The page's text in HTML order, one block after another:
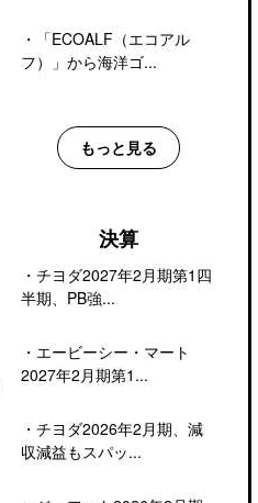
・
「ECOALF（エコアル
フ）」から海洋ゴ...
もっと見る
決算
・ チヨダ2027年2月期第1四
半期、PB強...
・ エービーシー・マート
2027年2月期第1...
・ チヨダ2026年2月期、減
収減益もスパッ...